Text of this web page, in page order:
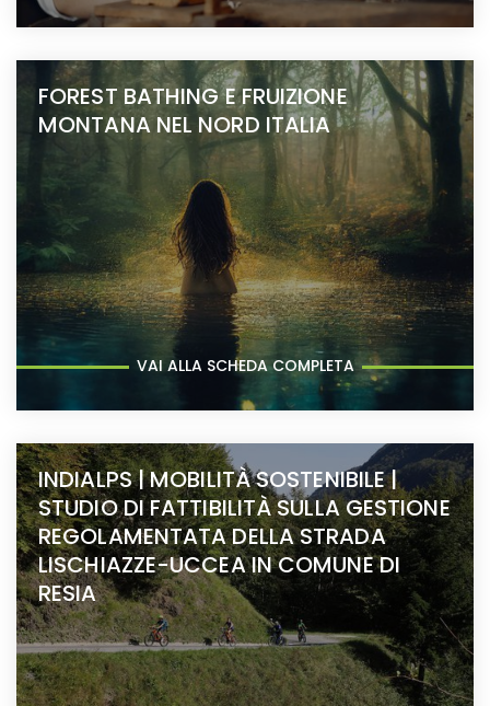
FOREST BATHING E FRUIZIONE
MONTANA NEL NORD ITALIA
VAI ALLA SCHEDA COMPLETA
INDIALPS | MOBILITÀ SOSTENIBILE |
STUDIO DI FATTIBILITÀ SULLA GESTIONE
REGOLAMENTATA DELLA STRADA
LISCHIAZZE-UCCEA IN COMUNE DI
RESIA